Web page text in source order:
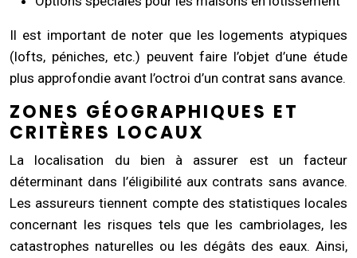
Il est important de noter que les logements atypiques
(lofts, péniches, etc.) peuvent faire l’objet d’une étude
plus approfondie avant l’octroi d’un contrat sans avance.
ZONES GÉOGRAPHIQUES ET
CRITÈRES LOCAUX
La localisation du bien à assurer est un facteur
déterminant dans l’éligibilité aux contrats sans avance.
Les assureurs tiennent compte des statistiques locales
concernant les risques tels que les cambriolages, les
catastrophes naturelles ou les dégâts des eaux. Ainsi,